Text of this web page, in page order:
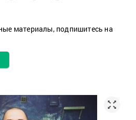
материалы, подпишитесь на